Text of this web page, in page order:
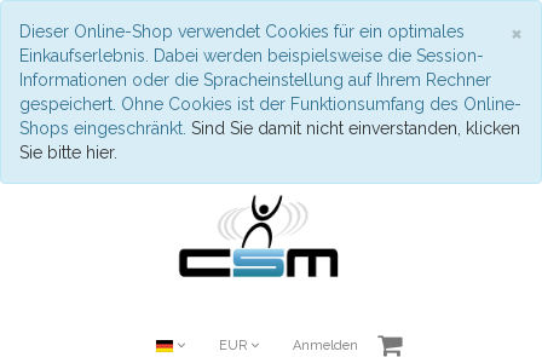
×
Dieser Online-Shop verwendet Cookies für ein optimales
Einkaufserlebnis. Dabei werden beispielsweise die Session-
Informationen oder die Spracheinstellung auf Ihrem Rechner
gespeichert. Ohne Cookies ist der Funktionsumfang des Online-
Shops eingeschränkt. Sind Sie damit nicht einverstanden, klicken
Sie bitte hier.
EUR Anmelden